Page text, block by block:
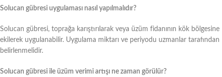
Solucan gübresi uygulaması nasıl yapılmalıdır?
Solucan gübresi, toprağa karıştırılarak veya üzüm fidanının kök bölgesine
ekilerek uygulanabilir. Uygulama miktarı ve periyodu uzmanlar tarafından
belirlenmelidir.
Solucan gübresi ile üzüm verimi artışı ne zaman görülür?